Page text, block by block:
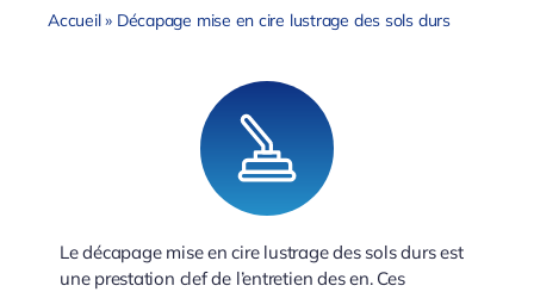
Accueil» Décapage mise en cire lustrage des sols durs
Le décapage mise en cire lustrage des sols durs est
une prestation clef de l’entretien des en. Ces